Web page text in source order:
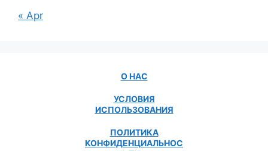
« Apr
О НАС
УСЛОВИЯ
ИСПОЛЬЗОВАНИЯ
ПОЛИТИКА
КОНФИДЕНЦИАЛЬНОС